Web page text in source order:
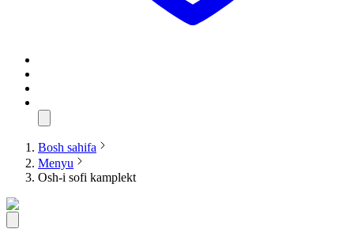
Bosh sahifa
Menyu
Osh-i sofi kamplekt